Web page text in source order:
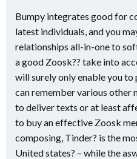
Bumpy integrates good for
latest individuals, and you
relationships all-in-one to
a good Zoosk?? take into
will surely only enable you
can remember various other
to deliver texts or at least
to buy an effective Zoosk
composing, Tinder? is the
United states? – while the